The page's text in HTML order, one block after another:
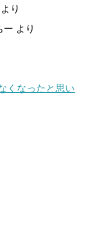
より
ー より
くなったと思い